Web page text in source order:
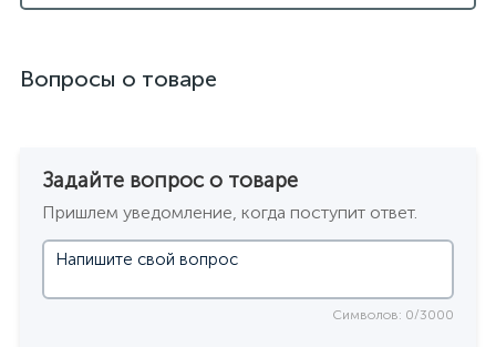
Вопросы о товаре
Задайте вопрос о товаре
Пришлем уведомление, когда поступит ответ.
Символов: 0/3000